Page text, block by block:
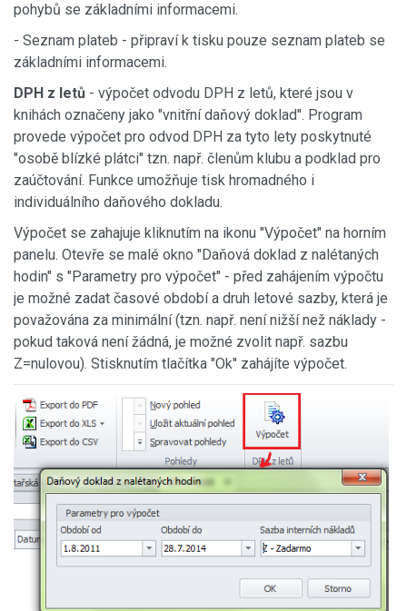
pohybů se základními informacemi.
- Seznam plateb - připraví k tisku pouze seznam plateb se
základními informacemi.
DPH z letů - výpočet odvodu DPH z letů, které jsou v
knihách označeny jako "vnitřní daňový doklad". Program
provede výpočet pro odvod DPH za tyto lety poskytnuté
"osobě blízké plátci" tzn. např. členům klubu a podklad pro
zaúčtování. Funkce umožňuje tisk hromadného i
individuálního daňového dokladu.
Výpočet se zahajuje kliknutím na ikonu "Výpočet" na horním
panelu. Otevře se malé okno "Daňová doklad z nalétaných
hodin" s "Parametry pro výpočet" - před zahájením výpočtu
je možné zadat časové období a druh letové sazby, která je
považována za minimální (tzn. např. není nižší než náklady -
pokud taková není žádná, je možné zvolit např. sazbu
Z=nulovou). Stisknutím tlačítka "Ok" zahájíte výpočet.